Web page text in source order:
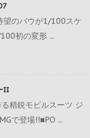
望のバウが1/100スケ
初の変形 ...
II
精鋭モビルスーツ ジ
で登場!!■PO ...